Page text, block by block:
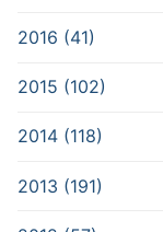
2016 (41)
2015 (102)
2014 (118)
2013 (191)